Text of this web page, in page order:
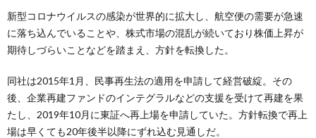
新型コロナウイルスの感染が世界的に拡大し、航空便の需要が急速
に落ち込んでいることや、株式市場の混乱が続いており株価上昇が
期待しづらいことなどを踏まえ、方針を転換した。
同社は2015年1月、民事再生法の適用を申請して経営破綻。その
後、企業再建ファンドのインテグラルなどの支援を受けて再建を果
たし、2019年10月に東証へ再上場を申請していた。方針転換で再上
場は早くても20年後半以降にずれ込む見通しだ。